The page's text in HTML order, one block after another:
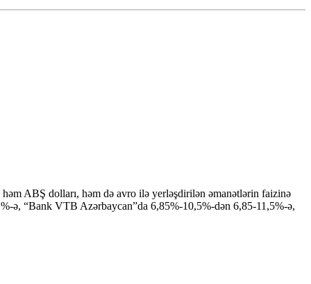
ABŞ dolları, həm də avro ilə yerləşdirilən əmanətlərin faizinə
ə, “Bank VTB Azərbaycan”da 6,85%-10,5%-dən 6,85-11,5%-ə,